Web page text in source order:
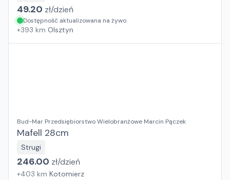
49.20 zł/dzień
Dostępność aktualizowana na żywo
+393 km Olsztyn
Bud-Mar Przedsiębiorstwo Wielobranżowe Marcin Pączek
Mafell 28cm
Strugi
246.00 zł/dzień
+403 km Kotomierz